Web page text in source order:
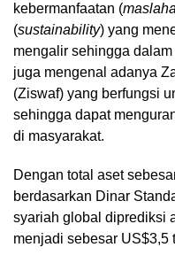
kebermanfaatan (
(sustainability) yang
mengalir sehingga
juga mengenal adanya
(Ziswaf) yang berfungsi
sehingga dapat
di masyarakat.
Dengan total aset
berdasarkan Dinar
syariah global diprediksi
menjadi sebesar US$3,5